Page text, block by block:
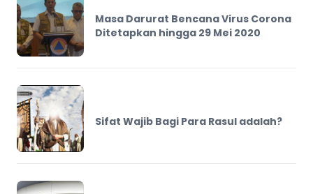
Masa Darurat Bencana Virus Corona
Ditetapkan hingga 29 Mei 2020
Sifat Wajib Bagi Para Rasul adalah?